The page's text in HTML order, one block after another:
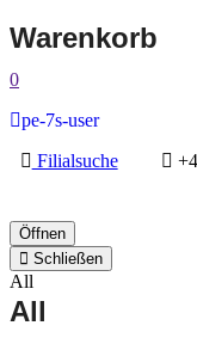
Warenkorb
0
pe-7s-user
Filialsuche
Öffnen
Schließen
All
All